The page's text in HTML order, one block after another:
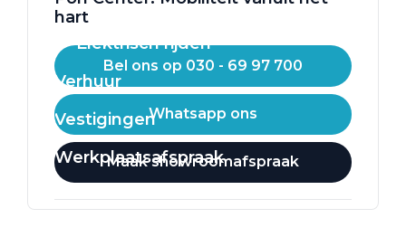
Elektrisch rijden
Verhuur
Vestigingen
Werkplaatsafspraak
hart
Bel ons op 030 - 69 97 700
Whatsapp ons
Maak showroomafspraak